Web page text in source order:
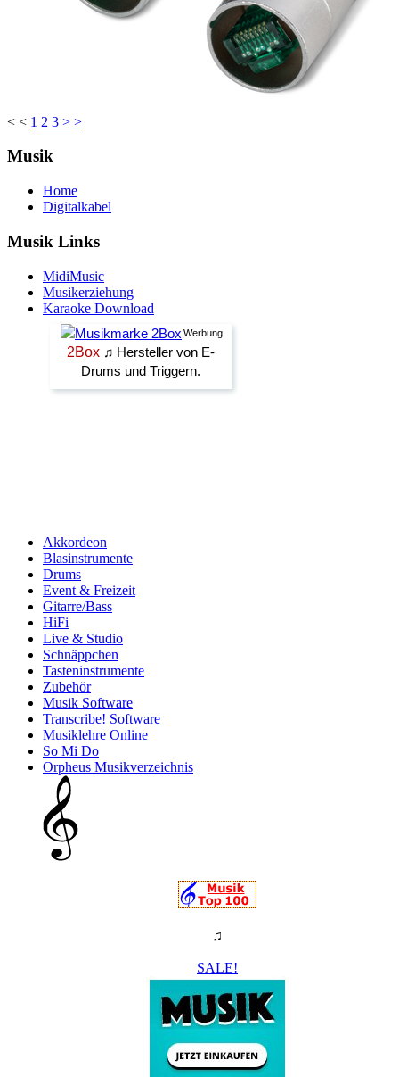
< < 1 2 3 > >
Musik
Home
Digitalkabel
Musik Links
MidiMusic
Musikerziehung
Karaoke Download
Akkordeon
Blasinstrumente
Drums
Event & Freizeit
Gitarre/Bass
HiFi
Live & Studio
Schnäppchen
Tasteninstrumente
Zubehör
Musik Software
Transcribe! Software
Musiklehre Online
So Mi Do
Orpheus Musikverzeichnis
♫
SALE!